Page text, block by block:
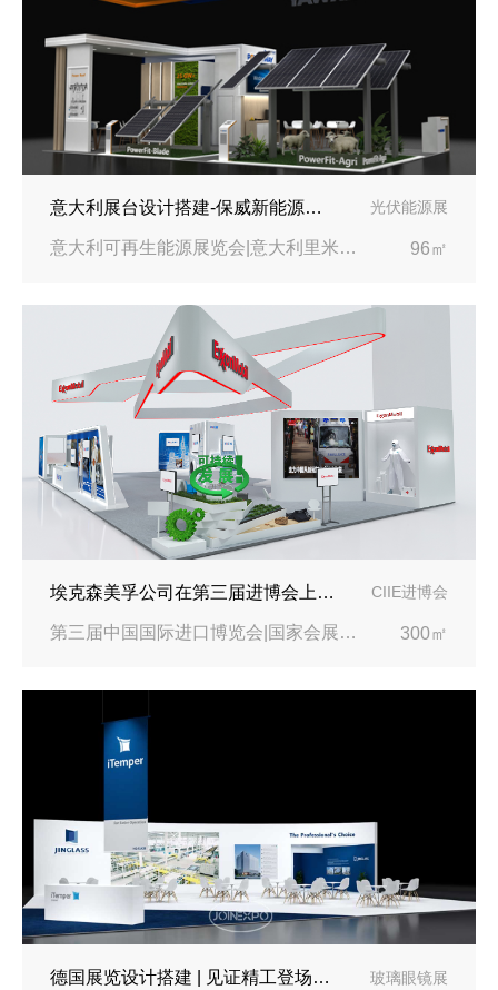
意大利展台设计搭建-保威新能源在意大利里米尼会展中心推出最新产品-中励展览设计策划公司 光伏能源展
意大利可再生能源展览会|意大利里米尼会展中心 96㎡
埃克森美孚公司在第三届进博会上展示非凡的展台搭建设计 CIIE进博会
第三届中国国际进口博览会|国家会展中心 300㎡
德国展览设计搭建 | 见证精工登场玻璃工业展览会 Glasstec 2024 玻璃眼镜展